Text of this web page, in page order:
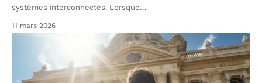
systèmes interconnectés. Lorsque…
11 mars 2026